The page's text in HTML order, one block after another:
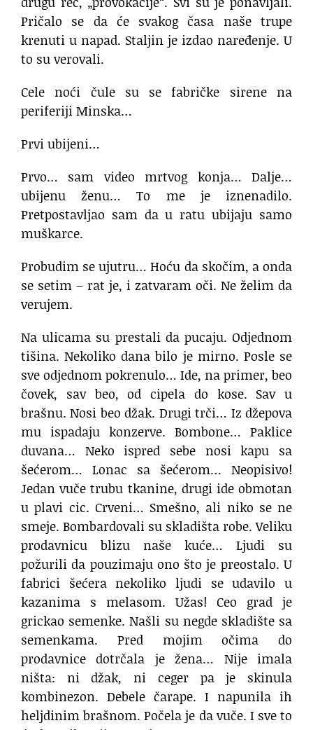
Pričalo se da će svakog časa naše trupe
krenuti u napad. Staljin je izdao naređenje. U
to su verovali.
Cele noći čule su se fabričke sirene na
periferiji Minska…
Prvi ubijeni…
Prvo… sam video mrtvog konja… Dalje…
ubijenu ženu… To me je iznenadilo.
Pretpostavljao sam da u ratu ubijaju samo
muškarce.
Probudim se ujutru… Hoću da skočim, a onda
se setim – rat je, i zatvaram oči. Ne želim da
verujem.
Na ulicama su prestali da pucaju. Odjednom
tišina. Nekoliko dana bilo je mirno. Posle se
sve odjednom pokrenulo… Ide, na primer, beo
čovek, sav beo, od cipela do kose. Sav u
brašnu. Nosi beo džak. Drugi trči… Iz džepova
mu ispadaju konzerve. Bombone… Paklice
duvana… Neko ispred sebe nosi kapu sa
šećerom… Lonac sa šećerom… Neopisivo!
Jedan vuče trubu tkanine, drugi ide obmotan
u plavi cic. Crveni… Smešno, ali niko se ne
smeje. Bombardovali su skladišta robe. Veliku
prodavnicu blizu naše kuće… Ljudi su
požurili da pouzimaju ono što je preostalo. U
fabrici šećera nekoliko ljudi se udavilo u
kazanima s melasom. Užas! Ceo grad je
grickao semenke. Našli su negde skladište sa
semenkama. Pred mojim očima do
prodavnice dotrčala je žena… Nije imala
ništa: ni džak, ni ceger pa je skinula
kombinezon. Debele čarape. I napunila ih
heljdinim brašnom. Počela je da vuče. I sve to